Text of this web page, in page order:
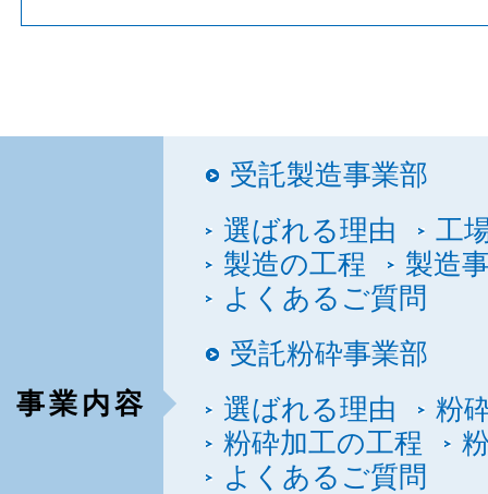
事業内容
受託製造事業部
選ばれる理由
工
製造の工程
製造
よくあるご質問
受託粉砕事業部
選ばれる理由
粉
粉砕加工の工程
よくあるご質問